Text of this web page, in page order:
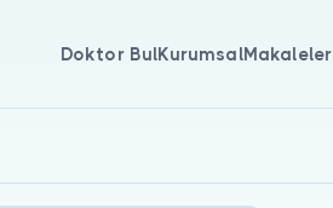
Doktor BulKurumsalMakaleler